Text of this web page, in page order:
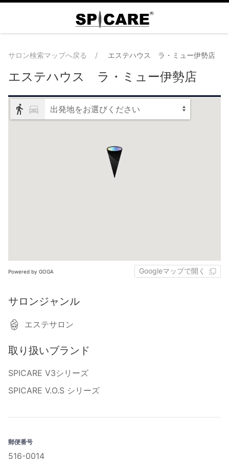
サロン検索マップへ戻る エステハウス ラ・ミュー伊勢店
エステハウス ラ・ミュー伊勢店
出発地をお選びください
Powered by GOGA Googleマップで開く
サロンジャンル
エステサロン
取り扱いブランド
SPICARE V3シリーズ
SPICARE V.O.S シリーズ
郵便番号
516-0014